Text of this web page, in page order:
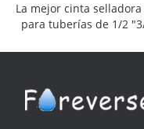
La mejor cinta
para tuberías de 1/2